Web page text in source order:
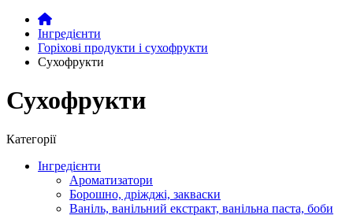
Інгредієнти
Горіхові продукти і сухофрукти
Сухофрукти
Сухофрукти
Категорії
Інгредієнти
Ароматизатори
Борошно, дріжджі, закваски
Ваніль, ванільний екстракт, ванільна паста, боби